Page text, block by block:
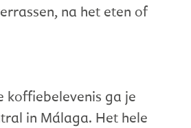
na het eten of
koffiebelevenis ga je
in Málaga. Het hele